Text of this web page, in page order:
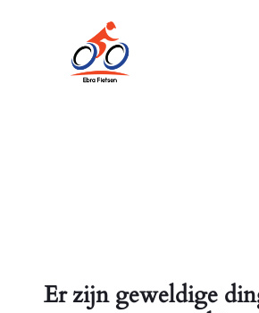
Er zijn geweldige